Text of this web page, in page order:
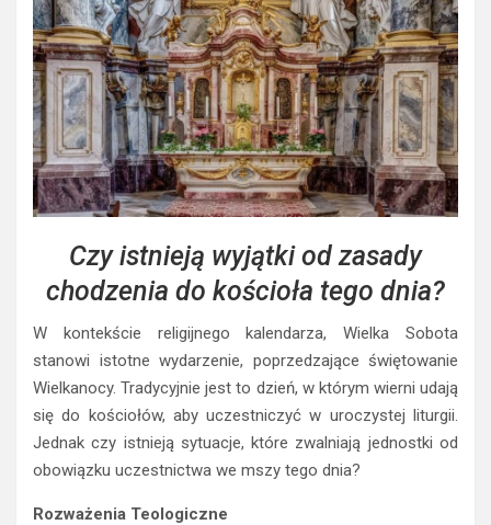
Czy istnieją wyjątki od zasady
chodzenia do kościoła tego dnia?
W kontekście religijnego kalendarza, Wielka Sobota
stanowi istotne wydarzenie, poprzedzające świętowanie
Wielkanocy. Tradycyjnie jest to dzień, w którym wierni udają
się do kościołów, aby uczestniczyć w uroczystej liturgii.
Jednak czy istnieją sytuacje, które zwalniają jednostki od
obowiązku uczestnictwa we mszy tego dnia?
Rozważenia Teologiczne